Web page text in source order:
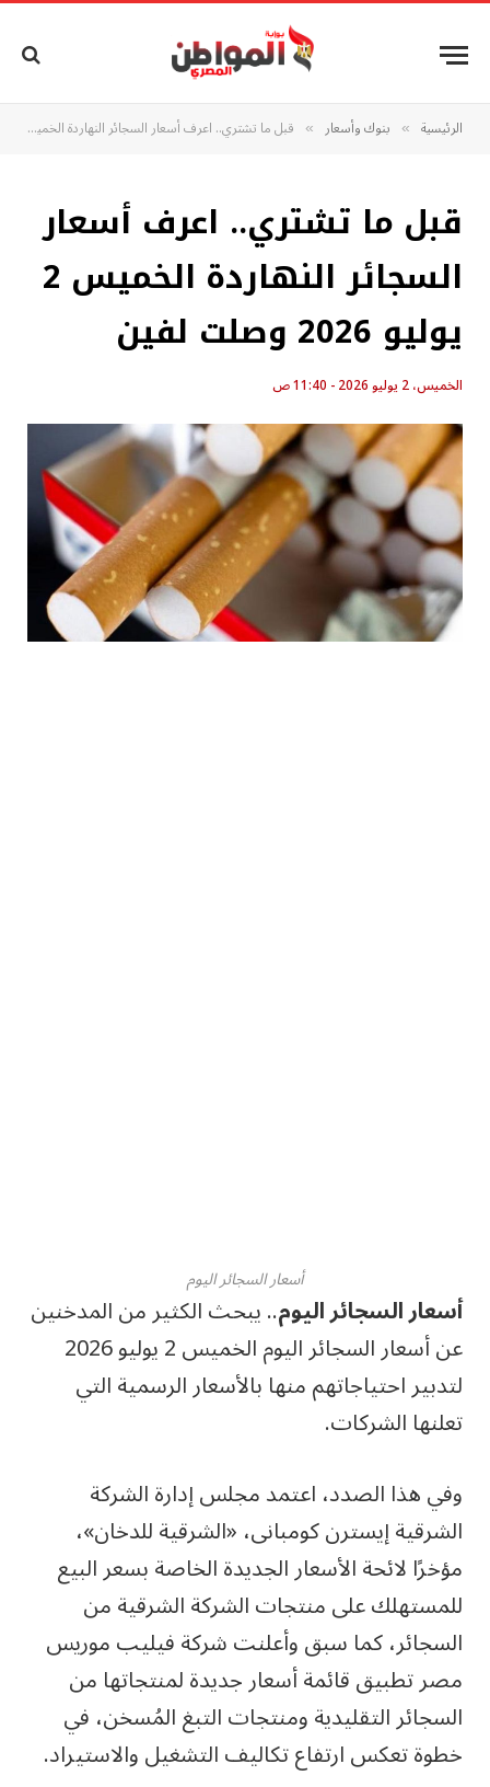
الرئيسية » بنوك وأسعار » قبل ما تشتري.. اعرف أسعار السجائر النهاردة الخميس 2 يوليو 2026 وصلت لفين
قبل ما تشتري.. اعرف أسعار
السجائر النهاردة الخميس 2
يوليو 2026 وصلت لفين
الخميس، 2 يوليو 2026 - 11:40 ص
أسعار السجائر اليوم
أسعار السجائر اليوم.. يبحث الكثير من المدخنين
عن أسعار السجائر اليوم الخميس 2 يوليو 2026
لتدبير احتياجاتهم منها بالأسعار الرسمية التي
تعلنها الشركات.
وفي هذا الصدد، اعتمد مجلس إدارة الشركة
الشرقية إيسترن كومبانى، «الشرقية للدخان»،
مؤخرًا لائحة الأسعار الجديدة الخاصة بسعر البيع
للمستهلك على منتجات الشركة الشرقية من
السجائر، كما سبق وأعلنت شركة فيليب موريس
مصر تطبيق قائمة أسعار جديدة لمنتجاتها من
السجائر التقليدية ومنتجات التبغ المُسخن، في
خطوة تعكس ارتفاع تكاليف التشغيل والاستيراد.